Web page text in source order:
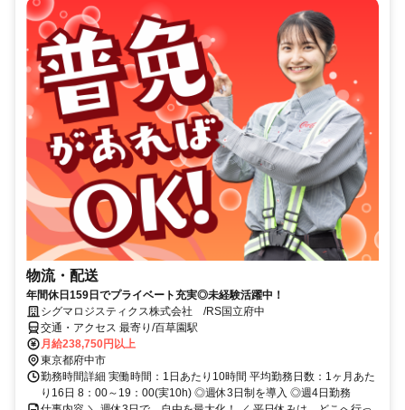
物流・配送
年間休日159日でプライベート充実◎未経験活躍中！
シグマロジスティクス株式会社 /RS国立府中
交通・アクセス 最寄り/百草園駅
月給238,750円以上
東京都府中市
勤務時間詳細 実働時間：1日あたり10時間 平均勤務日数：1ヶ月あた
り16日 8：00～19：00(実10h) ◎週休3日制を導入 ◎週4日勤務